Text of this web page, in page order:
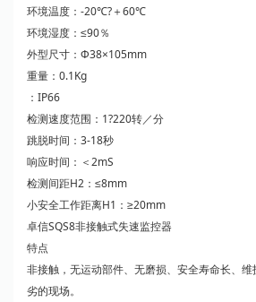
环境温度：-20℃?＋60℃
环境湿度：≤90％
外型尺寸：Φ38×105mm
重量：0.1Kg
：IP66
检测速度范围：1?220转／分
跳脱时间：3-18秒
响应时间：＜2mS
检测间距H2：≤8mm
小安全工作距离H1：≥20mm
卓信SQS8非接触式失速监控器
特点
非接触，无运动部件、无磨损、安全寿命长、
劣的现场。